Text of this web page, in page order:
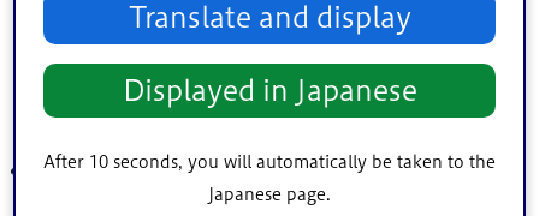
Translate and display
Displayed in Japanese
After 10 seconds, you will automatically be taken to the
Japanese page.
20 21 22 23 24
27 28 29
一之江抹香亭「いきもの展」 2026年7月18日（土曜
日） ～ 2026年8月2日（日曜日）